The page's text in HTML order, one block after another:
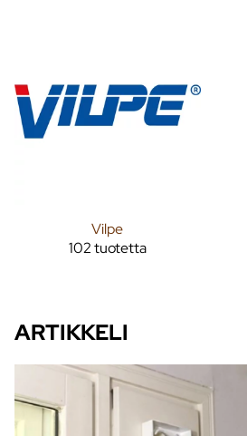
Vilpe
102 tuotetta
ARTIKKELI